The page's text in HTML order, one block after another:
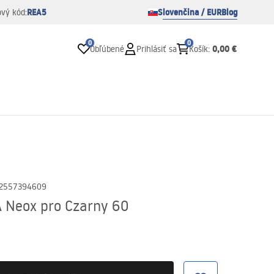
kód:REA5 Slovenčina / EURBlog
0
Obľúbené Prihlásiť sa
0
Košík: 0,00 €
Neox pro Czarny 60